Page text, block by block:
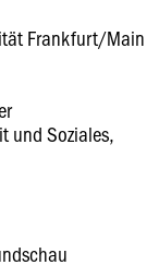
Frankfurt/Main
und Soziales,